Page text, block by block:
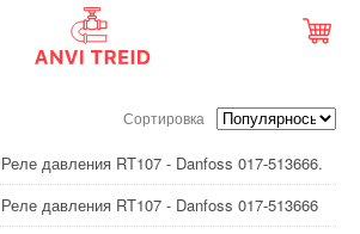
Сортировка
Реле давления RT107 - Danfoss 017-513666.
Реле давления RT107 - Danfoss 017-513666